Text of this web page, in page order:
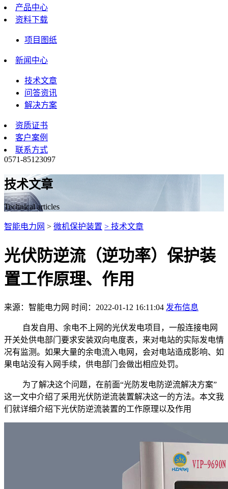
产品中心
资料下载
项目图纸
新闻中心
技术文章
问答资讯
解决方案
资质证书
客户案例
联系方式
0571-85123097
技术文章
Technical articles
智能电力网 > 微机保护装置 > 技术文章
光伏防逆流（逆功率）保护装
置工作原理、作用
来源：智能电力网 时间：2022-01-12 16:11:04 发布信息
自发自用、余电不上网的光伏发电项目，一般连接电网
开关处供电部门要求安装双向电度表，来对电站的实际发电情
况有监测。如果大量的余电流入电网，会对电站造成影响、如
果电站没有入网手续，供电部门会做出相应处罚。
为了解决这个问题，在前面“光防发电防逆流解决方案”
这一文中介绍了采用光伏防逆流装置解决这一的方法。本文我
们就详细介绍下光伏防逆流装置的工作原理以及作用